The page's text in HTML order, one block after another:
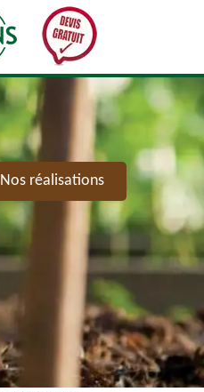
Nos réalisations